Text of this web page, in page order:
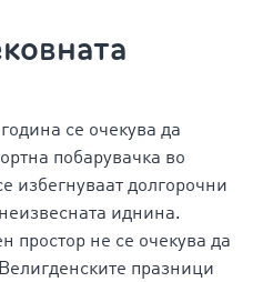
се очекува да
побарувачка во
избегнуваат долгорочни
иднина.
простор не се очекува да
празници